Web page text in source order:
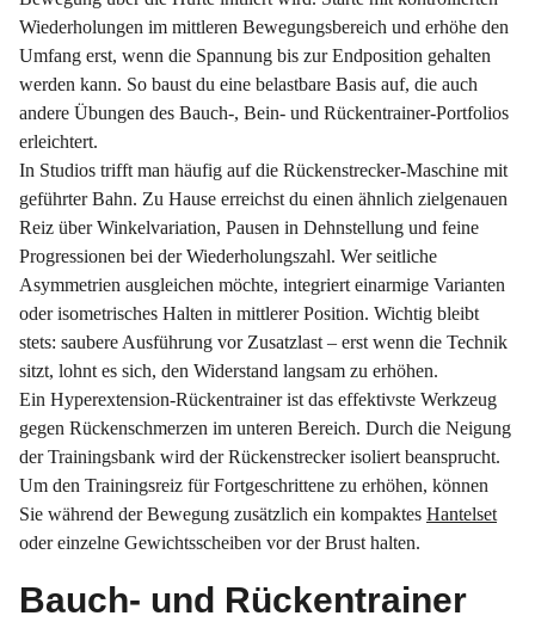
Wiederholungen im mittleren Bewegungsbereich und erhöhe den
Umfang erst, wenn die Spannung bis zur Endposition gehalten
werden kann. So baust du eine belastbare Basis auf, die auch
andere Übungen des Bauch-, Bein- und Rückentrainer-Portfolios
erleichtert.
In Studios trifft man häufig auf die Rückenstrecker-Maschine mit
geführter Bahn. Zu Hause erreichst du einen ähnlich zielgenauen
Reiz über Winkelvariation, Pausen in Dehnstellung und feine
Progressionen bei der Wiederholungszahl. Wer seitliche
Asymmetrien ausgleichen möchte, integriert einarmige Varianten
oder isometrisches Halten in mittlerer Position. Wichtig bleibt
stets: saubere Ausführung vor Zusatzlast – erst wenn die Technik
sitzt, lohnt es sich, den Widerstand langsam zu erhöhen.
Ein Hyperextension-Rückentrainer ist das effektivste Werkzeug
gegen Rückenschmerzen im unteren Bereich. Durch die Neigung
der Trainingsbank wird der Rückenstrecker isoliert beansprucht.
Um den Trainingsreiz für Fortgeschrittene zu erhöhen, können
Sie während der Bewegung zusätzlich ein kompaktes Hantelset
oder einzelne Gewichtsscheiben vor der Brust halten.
Bauch- und Rückentrainer